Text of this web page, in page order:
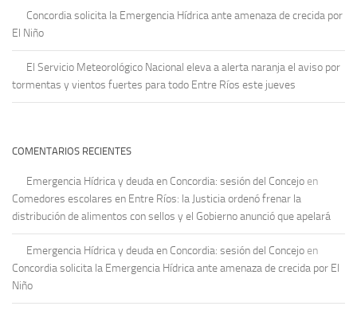
Concordia solicita la Emergencia Hídrica ante amenaza de crecida por
El Niño
El Servicio Meteorológico Nacional eleva a alerta naranja el aviso por
tormentas y vientos fuertes para todo Entre Ríos este jueves
COMENTARIOS RECIENTES
Emergencia Hídrica y deuda en Concordia: sesión del Concejo en
Comedores escolares en Entre Ríos: la Justicia ordenó frenar la
distribución de alimentos con sellos y el Gobierno anunció que apelará
Emergencia Hídrica y deuda en Concordia: sesión del Concejo en
Concordia solicita la Emergencia Hídrica ante amenaza de crecida por El
Niño